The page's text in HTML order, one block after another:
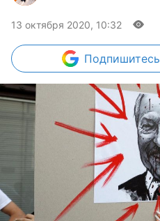
13 октября 2020, 10:32
Подпишитесь